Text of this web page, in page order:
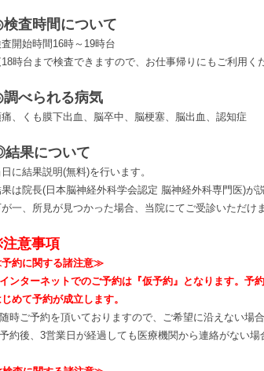
査時間について
開始時間16時～19時台
時台まで検査できますので、お仕事帰りにもご利用く
べられる病気
、くも膜下出血、脳卒中、脳梗塞、脳出血、認知症
果について
日に結果説明(無料)を行います。
は院長(日本脳神経外科学会認定 脳神経外科専門医)が
一、所見が見つかった場合、当院にてご受診いただけま
意事項
約に関する諸注意≫
ンターネットでのご予約は『仮予約』となります。予
じめて予約が成立します。
時ご予約を頂いておりますので、ご希望に沿えない場
約後、3営業日が経過しても医療機関から連絡がない場